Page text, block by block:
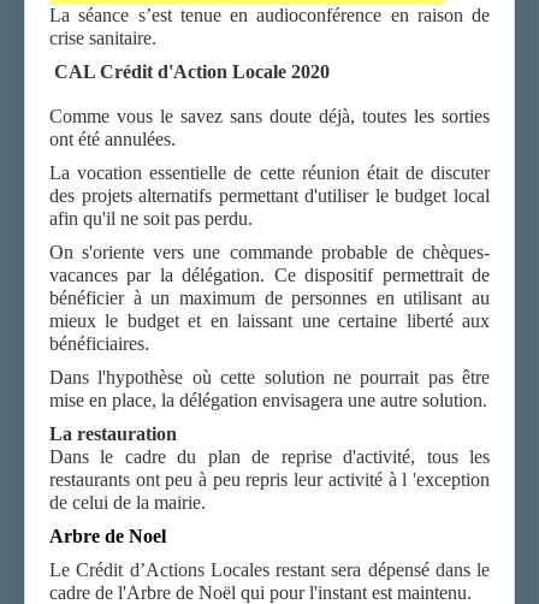
La séance s’est tenue en audioconférence en raison de
crise sanitaire.
CAL Crédit d'Action Locale 2020
Comme vous le savez sans doute déjà, toutes les sorties
ont été annulées.
La vocation essentielle de cette réunion était de discuter
des projets alternatifs permettant d'utiliser le budget local
afin qu'il ne soit pas perdu.
On s'oriente vers une commande probable de chèques-
vacances par la délégation. Ce dispositif permettrait de
bénéficier à un maximum de personnes en utilisant au
mieux le budget et en laissant une certaine liberté aux
bénéficiaires.
Dans l'hypothèse où cette solution ne pourrait pas être
mise en place, la délégation envisagera une autre solution.
La restauration
Dans le cadre du plan de reprise d'activité, tous les
restaurants ont peu à peu repris leur activité à l 'exception
de celui de la mairie.
Arbre de Noel
Le Crédit d’Actions Locales restant sera dépensé dans le
cadre de l'Arbre de Noël qui pour l'instant est maintenu.